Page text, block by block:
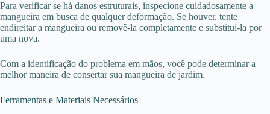
Para verificar se há danos estruturais, inspecione cuidadosamente a
mangueira em busca de qualquer deformação. Se houver, tente
endireitar a mangueira ou removê-la completamente e substituí-la por
uma nova.
Com a identificação do problema em mãos, você pode determinar a
melhor maneira de consertar sua mangueira de jardim.
Ferramentas e Materiais Necessários